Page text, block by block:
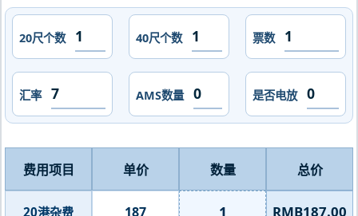
20尺个数 40尺个数 票数
汇率 AMS数量 是否电放
费用项目 单价 数量 总价
20港杂费 187 1 RMB187.00